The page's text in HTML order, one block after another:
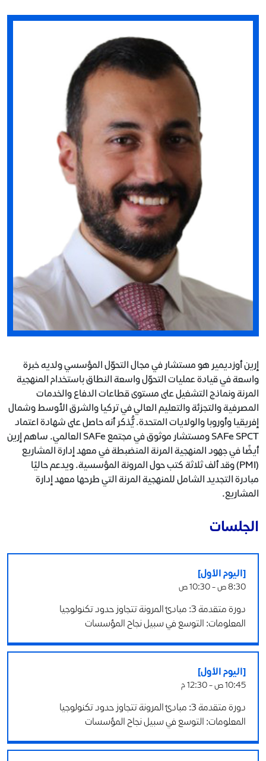
إرين أوزديمير هو مستشار في مجال التحوّل المؤسسي ولديه خبرة
واسعة في قيادة عمليات التحوّل واسعة النطاق باستخدام المنهجية
المرنة ونماذج التشغيل على مستوى قطاعات الدفاع والخدمات
المصرفية والتجزئة والتعليم العالي في تركيا والشرق الأوسط وشمال
إفريقيا وأوروبا والولايات المتحدة. يُّذكر أنه حاصل على شهادة اعتماد
SAFe SPCT ومستشار موثوق في مجتمع SAFe العالمي. ساهم إرين
أيضًا في جهود المنهجية المرنة المنضبطة في معهد إدارة المشاريع
(PMI) وقد ألف ثلاثة كتب حول المرونة المؤسسية. ويدعم حاليًا
مبادرة التجديد الشامل للمنهجية المرنة التي طرحها معهد إدارة
المشاريع.
الجلسات
[اليوم الأول]
8:30 ص - 10:30 ص
دورة متقدمة 3: مبادئ المرونة تتجاوز حدود تكنولوجيا
المعلومات: التوسع في سبيل نجاح المؤسسات
[اليوم الأول]
10:45 ص - 12:30 م
دورة متقدمة 3: مبادئ المرونة تتجاوز حدود تكنولوجيا
المعلومات: التوسع في سبيل نجاح المؤسسات